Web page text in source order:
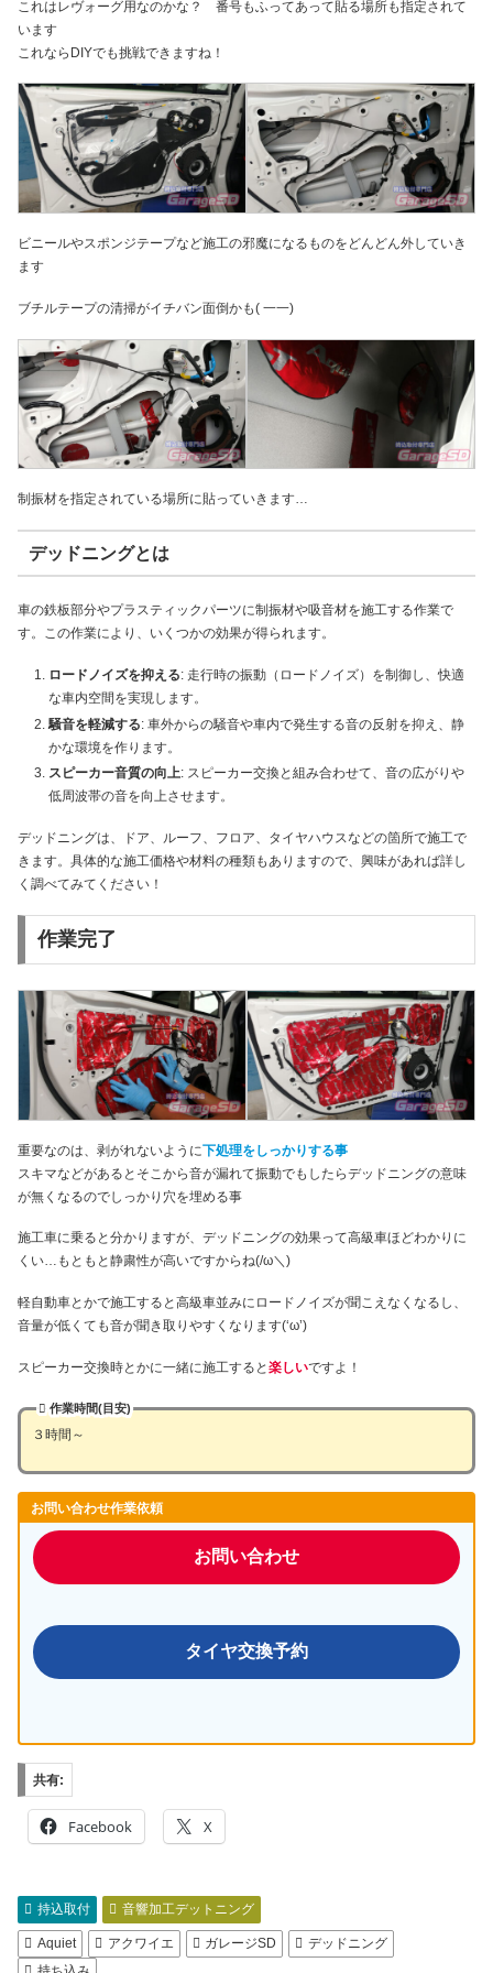
これはレヴォーグ用なのかな？ 番号もふってあって貼る場所も指定されて
います
これならDIYでも挑戦できますね！
ビニールやスポンジテープなど施工の邪魔になるものをどんどん外していき
ます
ブチルテープの清掃がイチバン面倒かも( 一一)
制振材を指定されている場所に貼っていきます…
デッドニングとは
車の鉄板部分やプラスティックパーツに制振材や吸音材を施工する作業で
す。この作業により、いくつかの効果が得られます。
ロードノイズを抑える: 走行時の振動（ロードノイズ）を制御し、快適
な車内空間を実現します。
騒音を軽減する: 車外からの騒音や車内で発生する音の反射を抑え、静
かな環境を作ります。
スピーカー音質の向上: スピーカー交換と組み合わせて、音の広がりや
低周波帯の音を向上させます。
デッドニングは、ドア、ルーフ、フロア、タイヤハウスなどの箇所で施工で
きます。具体的な施工価格や材料の種類もありますので、興味があれば詳し
く調べてみてください！
作業完了
重要なのは、剥がれないように下処理をしっかりする事
スキマなどがあるとそこから音が漏れて振動でもしたらデッドニングの意味
が無くなるのでしっかり穴を埋める事
施工車に乗ると分かりますが、デッドニングの効果って高級車ほどわかりに
くい…もともと静粛性が高いですからね(/ω＼)
軽自動車とかで施工すると高級車並みにロードノイズが聞こえなくなるし、
音量が低くても音が聞き取りやすくなります(‘ω’)
スピーカー交換時とかに一緒に施工すると 楽しいですよ！
作業時間(目安)
３時間～
お問い合わせ作業依頼
お問い合わせ
タイヤ交換予約
共有:
Facebook X
持込取付 音響加工デットニング
Aquiet アクワイエ ガレージSD
デッドニング